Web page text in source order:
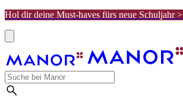
Hol dir deine Must-haves fürs neue Schuljahr >